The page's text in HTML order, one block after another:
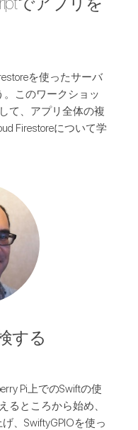
を使ったサーバ
。このワークショッ
て、アプリ全体の複
Firestoreについて学
する
Pi上でのSwiftの使
るところから始め、
、SwiftyGPIOを使っ